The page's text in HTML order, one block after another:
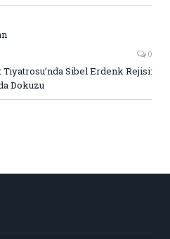
0
Sibel Erdenk Rejisi:
Dokuzu